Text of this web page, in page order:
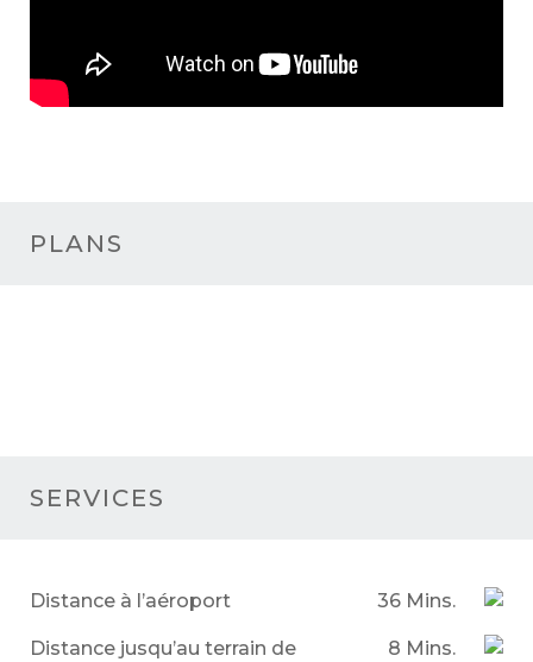
PLANS
SERVICES
Distance à l’aéroport 36 Mins.
Distance jusqu’au terrain de
8 Mins.